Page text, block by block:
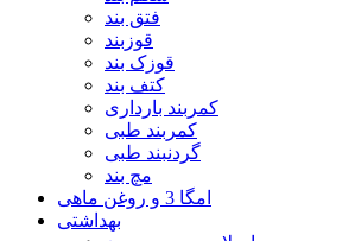
فتق بند
قوزبند
قوزک بند
کتف بند
کمربند بارداری
کمربند طبی
گردنبند طبی
مچ بند
امگا 3 و روغن ماهی
بهداشتی